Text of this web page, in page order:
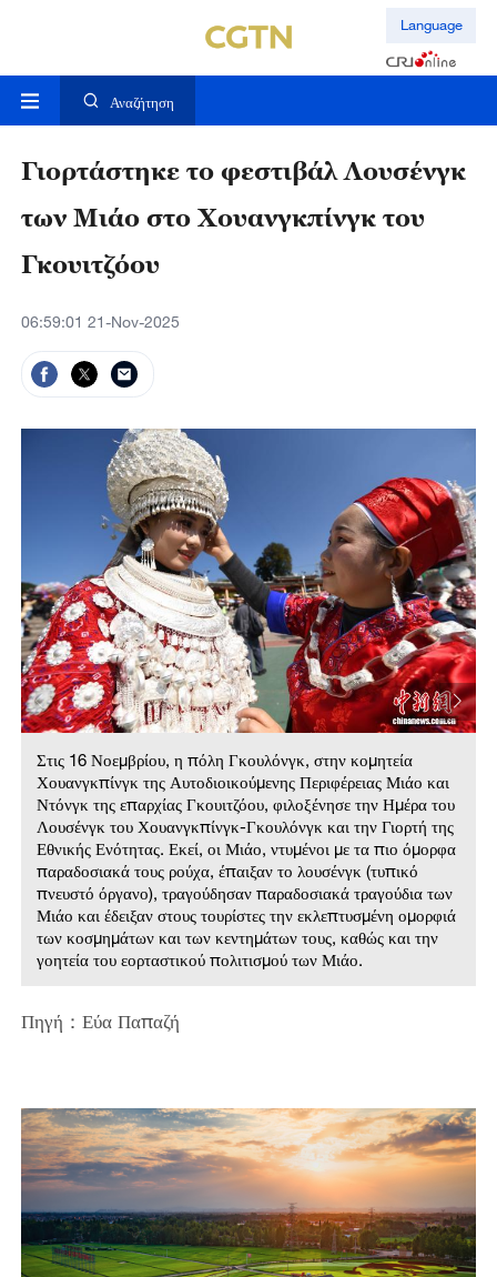
Language
Αναζήτηση
Γιορτάστηκε το φεστιβάλ Λουσένγκ
των Μιάο στο Χουανγκπίνγκ του
Γκουιτζόου
06:59:01 21-Nov-2025
Στις 16 Νοεμβρίου, η πόλη Γκουλόνγκ, στην κομητεία
Χουανγκπίνγκ της Αυτοδιοικούμενης Περιφέρειας Μιάο και
Ντόνγκ της επαρχίας Γκουιτζόου, φιλοξένησε την Ημέρα του
Λουσένγκ του Χουανγκπίνγκ-Γκουλόνγκ και την Γιορτή της
Εθνικής Ενότητας. Εκεί, οι Μιάο, ντυμένοι με τα πιο όμορφα
παραδοσιακά τους ρούχα, έπαιξαν το λουσένγκ (τυπικό
πνευστό όργανο), τραγούδησαν παραδοσιακά τραγούδια των
Μιάο και έδειξαν στους τουρίστες την εκλεπτυσμένη ομορφιά
των κοσμημάτων και των κεντημάτων τους, καθώς και την
γοητεία του εορταστικού πολιτισμού των Μιάο.
Πηγή：Εύα Παπαζή